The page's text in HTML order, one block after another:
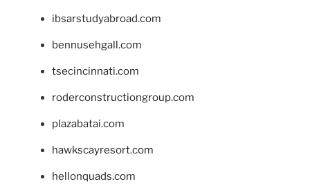
ibsarstudyabroad.com
bennusehgall.com
tsecincinnati.com
roderconstructiongroup.com
plazabatai.com
hawkscayresort.com
hellonquads.com